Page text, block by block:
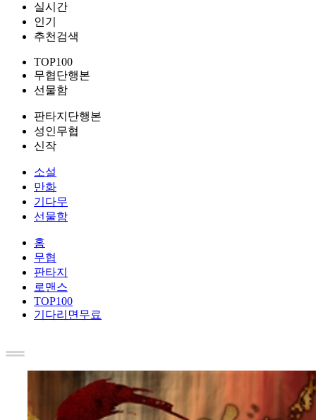
실시간
인기
추천검색
TOP100
무협단행본
선물함
판타지단행본
성인무협
신작
소설
만화
기다무
선물함
홈
무협
판타지
로맨스
TOP100
기다리면무료